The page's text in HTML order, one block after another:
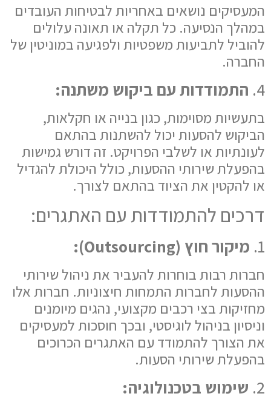
המעסיקים נושאים באחריות לבטיחות העובדים
במהלך הנסיעה. כל תקלה או תאונה עלולים
להוביל לתביעות משפטיות ולפגיעה במוניטין של
החברה.
4. התמודדות עם ביקוש משתנה:
בתעשיות מסוימות, כגון בנייה או חקלאות,
הביקוש להסעות יכול להשתנות בהתאם
לעונתיות או לשלבי הפרויקט. זה דורש גמישות
בהפעלת שירותי ההסעות, כולל היכולת להגדיל
או להקטין את הציוד בהתאם לצורך.
דרכים להתמודדות עם האתגרים:
1. מיקור חוץ (Outsourcing):
חברות רבות בוחרות להעביר את ניהול שירותי
ההסעות לחברות התמחות חיצוניות. חברות אלו
מחזיקות בצי רכבים מקצועי, נהגים מיומנים
וניסיון בניהול לוגיסטי, ובכך חוסכות למעסיקים
את הצורך להתמודד עם האתגרים הכרוכים
בהפעלת שירותי הסעות.
2. שימוש בטכנולוגיה: